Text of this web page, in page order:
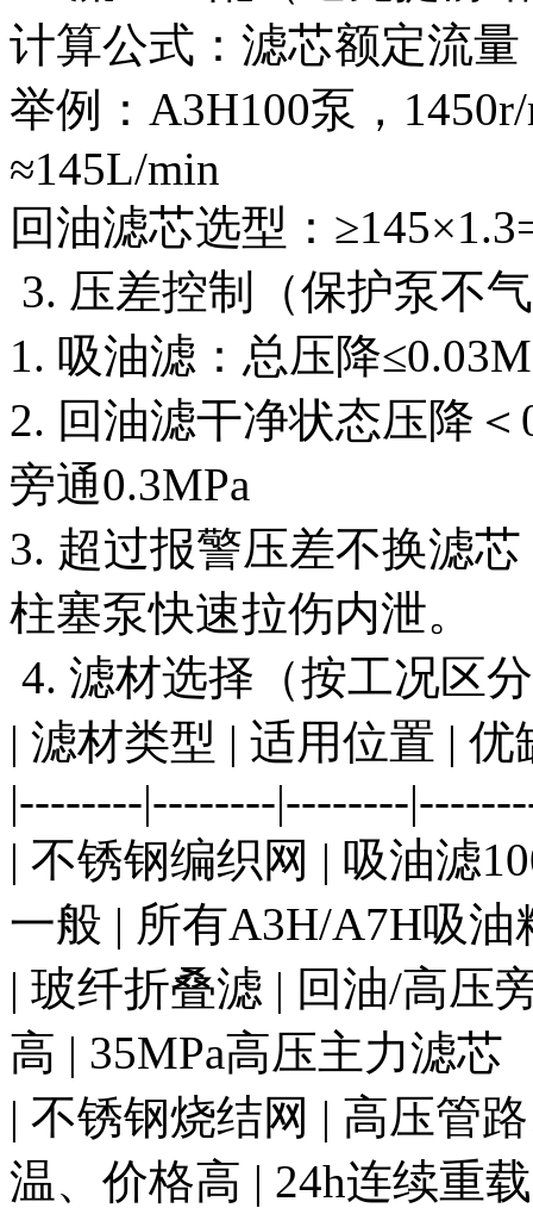
计算公式：滤芯额定流
举例：A3H100泵，
≈145L/min
回油滤芯选型：
3. 压差控制（保护泵不
1. 吸油滤：总压降
2. 回油滤干净状态压降
旁通0.3MPa
3. 超过报警压差不换滤
柱塞泵快速拉伤内泄。
4. 滤材选择（按工况区
| 滤材类型 | 适用位置 |
|--------|--------|--------
| 不锈钢编织网 | 吸油滤
一般 | 所有A3H/A7H吸油
| 玻纤折叠滤 | 回油/高压
高 | 35MPa高压主力滤芯
| 不锈钢烧结网 | 高压管
温、价格高 | 24h连续重